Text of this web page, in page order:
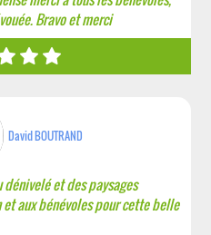
Bravo et merci
David BOUTRAND
et des paysages
aux bénévoles pour cette belle